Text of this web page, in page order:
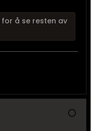
for å se resten av